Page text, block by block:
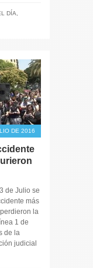
DÍA,
DE 2016
de Julio se
más
la
1 de
de la
judicial